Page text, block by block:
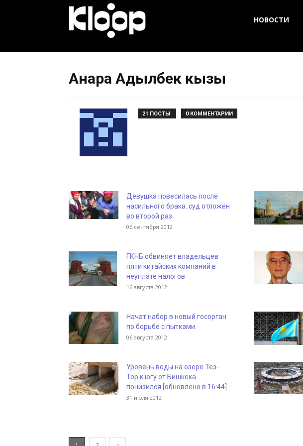
НОВОСТИ
Анара Адылбек кызы
21 ПОСТЫ 0 КОММЕНТАРИИ
Девушка повесилась после
насильного брака: суд отложен
во второй раз
06 сентября 2012
ГКНБ обвиняет владельцев
пяти китайских компаний в
неуплате налогов
16 августа 2012
Начат набор в новый госорган
по борьбе с пытками
06 августа 2012
Уровень воды на озере Тез-
Тор к югу от Бишкека
понизился [обновлено в 16:44]
31 июля 2012